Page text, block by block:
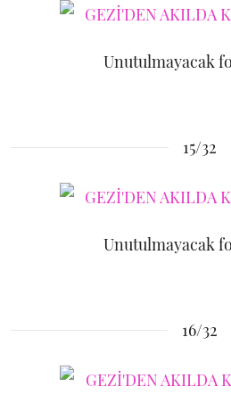
Unutulmayacak
15/32
Unutulmayacak
16/32